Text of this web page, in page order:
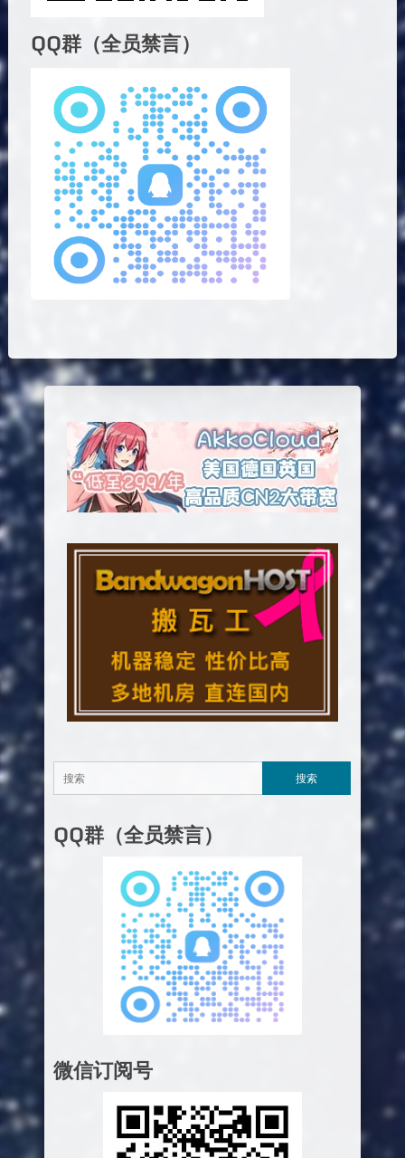
QQ群（全员禁言）
QQ群（全员禁言）
微信订阅号